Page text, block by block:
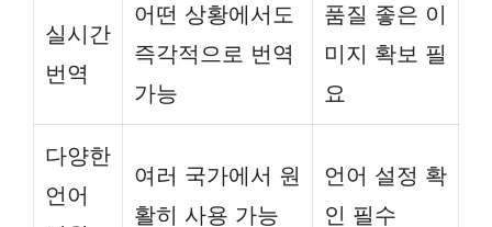
실시간
번역
어떤 상황에서도
즉각적으로 번역
가능
품질 좋은 이
미지 확보 필
요
다양한
언어
여러 국가에서 원
활히 사용 가능
언어 설정 확
인 필수